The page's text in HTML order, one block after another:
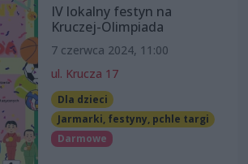
IV lokalny festyn na
Kruczej-Olimpiada
7 czerwca 2024, 11:00
ul. Krucza 17
Dla dzieci
Jarmarki, festyny, pchle targi
Darmowe